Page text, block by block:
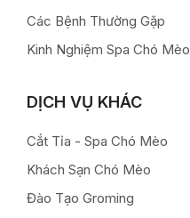
Các Bệnh Thường Gặp
Kinh Nghiệm Spa Chó Mèo
DỊCH VỤ KHÁC
Cắt Tỉa - Spa Chó Mèo
Khách Sạn Chó Mèo
Đào Tạo Groming